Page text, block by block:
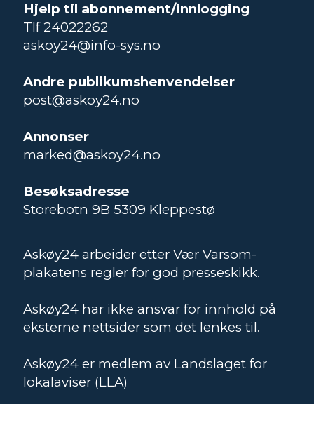
Hjelp til abonnement/innlogging
Tlf 24022262
askoy24@info-sys.no
Andre publikumshenvendelser
post@askoy24.no
Annonser
marked@askoy24.no
Besøksadresse
Storebotn 9B 5309 Kleppestø
Askøy24 arbeider etter Vær Varsom-
plakatens regler for god presseskikk.
Askøy24 har ikke ansvar for innhold på
eksterne nettsider som det lenkes til.
Askøy24 er medlem av Landslaget for
lokalaviser (LLA)